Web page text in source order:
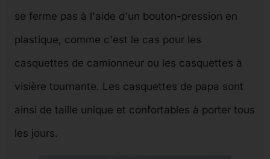
se ferme pas à l'aide d'un bouton-pression en
plastique, comme c'est le cas pour les
casquettes de camionneur ou les casquettes à
visière tournante. Les casquettes de papa sont
ainsi de taille unique et confortables à porter tous
les jours.